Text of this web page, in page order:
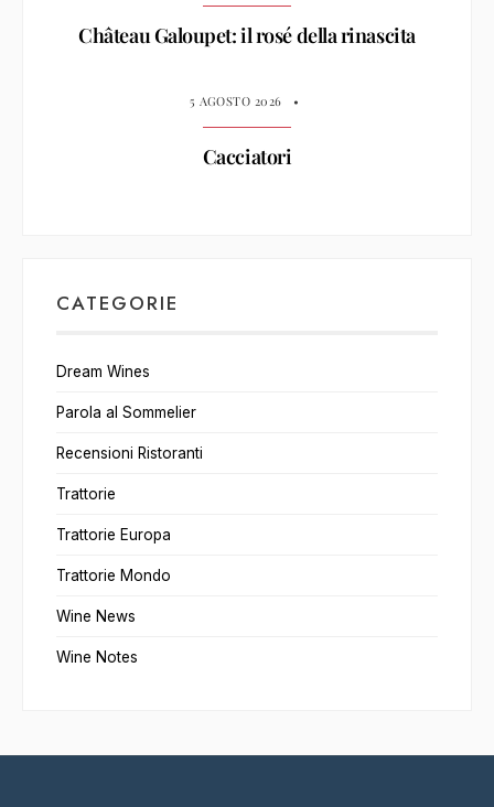
Château Galoupet: il rosé della rinascita
5 AGOSTO 2026 •
Cacciatori
CATEGORIE
Dream Wines
Parola al Sommelier
Recensioni Ristoranti
Trattorie
Trattorie Europa
Trattorie Mondo
Wine News
Wine Notes